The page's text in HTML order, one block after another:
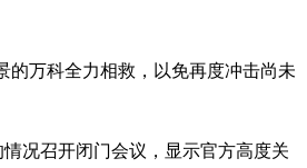
的万科全力相救，以免再度冲击尚未
况召开闭门会议，显示官方高度关